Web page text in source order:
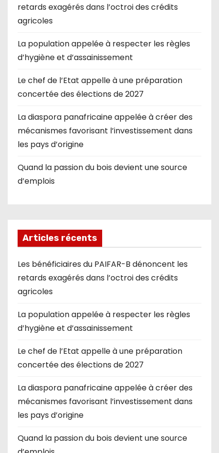
retards exagérés dans l’octroi des crédits
agricoles
La population appelée à respecter les règles
d’hygiène et d’assainissement
Le chef de l’Etat appelle à une préparation
concertée des élections de 2027
La diaspora panafricaine appelée à créer des
mécanismes favorisant l’investissement dans
les pays d’origine
Quand la passion du bois devient une source
d’emplois
Articles récents
Les bénéficiaires du PAIFAR-B dénoncent les
retards exagérés dans l’octroi des crédits
agricoles
La population appelée à respecter les règles
d’hygiène et d’assainissement
Le chef de l’Etat appelle à une préparation
concertée des élections de 2027
La diaspora panafricaine appelée à créer des
mécanismes favorisant l’investissement dans
les pays d’origine
Quand la passion du bois devient une source